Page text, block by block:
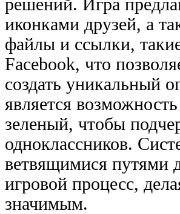
решений. Игра
иконками друзей, а
файлы и ссылки,
Facebook, что
создать уникальный
является
зеленый, чтобы
одноклассников.
ветвящимися путями
игровой процесс,
значимым.